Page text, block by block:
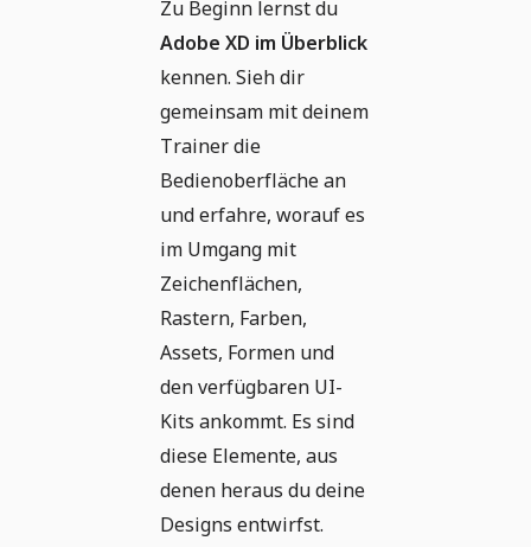
Zu Beginn lernst du
Adobe XD im Überblick
kennen. Sieh dir
gemeinsam mit deinem
Trainer die
Bedienoberfläche an
und erfahre, worauf es
im Umgang mit
Zeichenflächen,
Rastern, Farben,
Assets, Formen und
den verfügbaren UI-
Kits ankommt. Es sind
diese Elemente, aus
denen heraus du deine
Designs entwirfst.